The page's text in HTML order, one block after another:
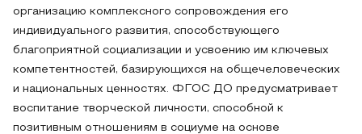
организацию комплексного сопровождения его
индивидуального развития, способствующего
благоприятной социализации и усвоению им ключевых
компетентностей, базирующихся на общечеловеческих
и национальных ценностях. ФГОС ДО предусматривает
воспитание творческой личности, способной к
позитивным отношениям в социуме на основе